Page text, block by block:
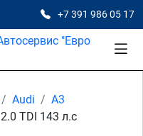
+7 391 986 05 17
Audi
A3
2.0 TDI 143 л.с